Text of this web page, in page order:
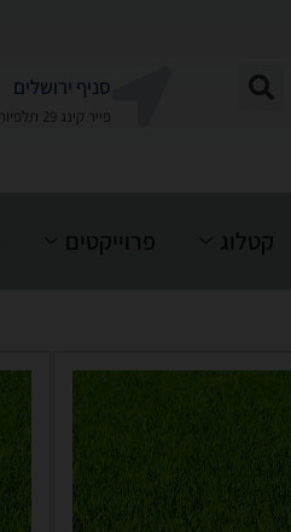
סניף ירושלים
פייר קינג 29 תלפיות
קטלוג פרוייקטים